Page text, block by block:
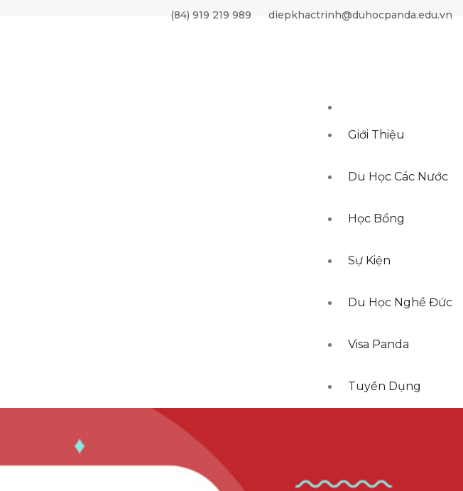
(84) 919 219 989 diepkhactrinh@duhocpanda.edu.vn
Giới Thiệu
Du Học Các Nước
Học Bổng
Sự Kiện
Du Học Nghề Đức
Visa Panda
Tuyển Dụng